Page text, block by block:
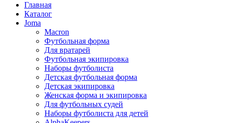
Главная
Каталог
Joma
Macron
Футбольная форма
Для вратарей
Футбольная экипировка
Наборы футболиста
Детская футбольная форма
Детская экипировка
Женская форма и экипировка
Для футбольных судей
Наборы футболиста для детей